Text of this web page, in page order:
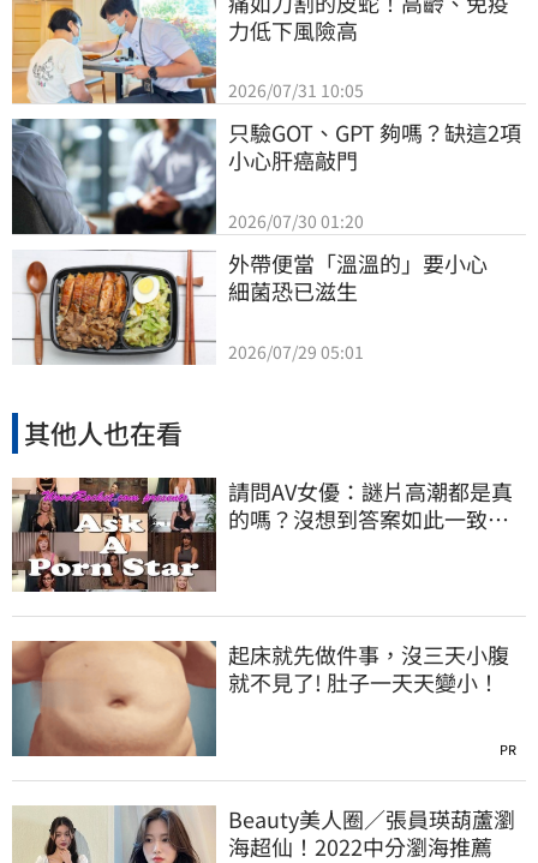
力低下風險高
2026/07/31 10:05
只驗GOT、GPT 夠嗎？缺這2項
小心肝癌敲門
2026/07/30 01:20
外帶便當「溫溫的」要小心
細菌恐已滋生
2026/07/29 05:01
其他人也在看
請問AV女優：謎片高潮都是真
的嗎？沒想到答案如此一致…
起床就先做件事，沒三天小腹
就不見了! 肚子一天天變小！
PR
Beauty美人圈／張員瑛葫蘆瀏
海超仙！2022中分瀏海推薦